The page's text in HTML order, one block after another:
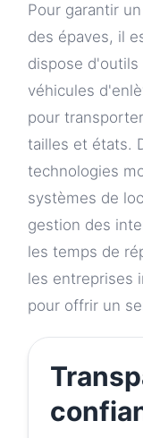
Pour garantir
des épaves, il
dispose
véhicules
pour
tailles et états.
technologies
systèmes de
gestion des
les temps de
les entreprises
pour offrir un